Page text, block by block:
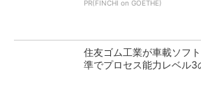
PR(FINCHI on GOETHE)
住友ゴム工業が車載ソフ
準でプロセス能力レベル3